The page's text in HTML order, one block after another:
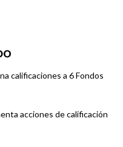
calificaciones a 6 Fondos
acciones de calificación